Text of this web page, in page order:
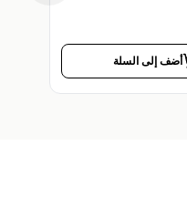
أضف إلى السلة